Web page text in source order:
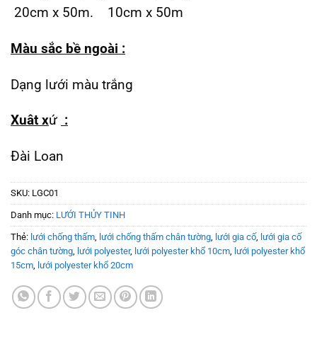
20cm x 50m. 10cm x 50m
Màu sắc bề ngoài :
Dạng lưới màu trắng
Xuât xứ :
Đài Loan
SKU: LGC01
Danh mục: LƯỚI THỦY TINH
Thẻ: lưới chống thấm lưới chống thấm chân tường lưới gia cố lưới gia cố
góc chân tường lưới polyester, lưới polyester khổ 10cm lưới polyester khổ
15cm lưới polyester khổ 20cm